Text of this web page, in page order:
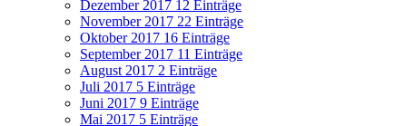
Dezember 2017 12 Einträge
November 2017 22 Einträge
Oktober 2017 16 Einträge
September 2017 11 Einträge
August 2017 2 Einträge
Juli 2017 5 Einträge
Juni 2017 9 Einträge
Mai 2017 5 Einträge